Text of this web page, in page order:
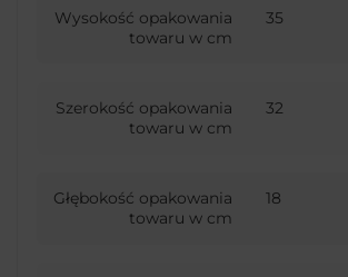
Wysokość opakowania
towaru w cm
35
Szerokość opakowania
towaru w cm
32
Głębokość opakowania
towaru w cm
18